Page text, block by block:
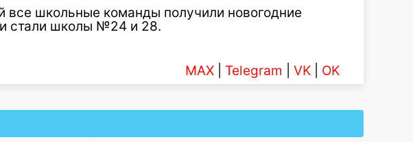
все школьные команды получили новогодние
стали школы №24 и 28.
MAX Telegram VK OK